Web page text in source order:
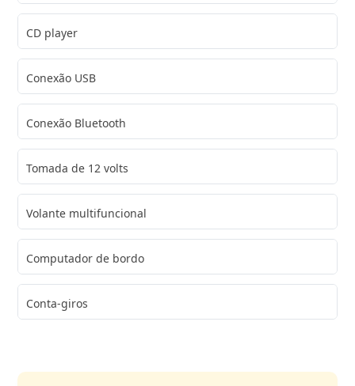
CD player
Conexão USB
Conexão Bluetooth
Tomada de 12 volts
Volante multifuncional
Computador de bordo
Conta-giros